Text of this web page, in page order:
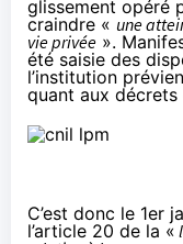
glissement opéré
craindre « une
vie privée ».
été saisie des
l’institution
quant aux décrets
C’est donc le 1er
l’article 20 de la «